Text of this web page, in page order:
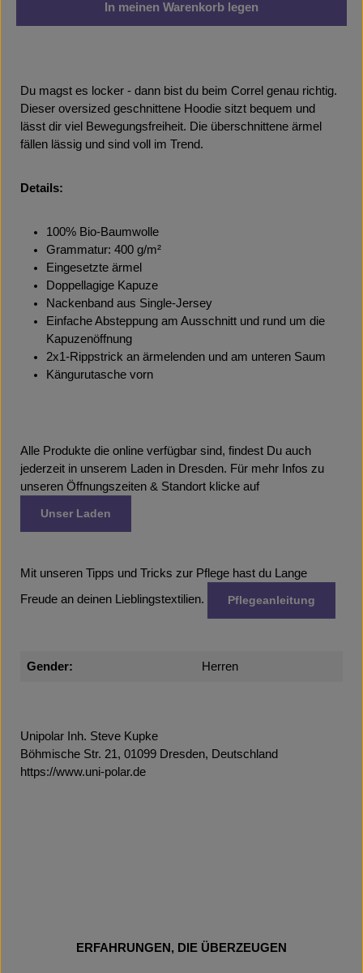
In meinen Warenkorb legen
Du magst es locker - dann bist du beim Correl genau richtig.
Dieser oversized geschnittene Hoodie sitzt bequem und
lässt dir viel Bewegungsfreiheit. Die überschnittene ärmel
fällen lässig und sind voll im Trend.
Details:
100% Bio-Baumwolle
Grammatur: 400 g/m²
Eingesetzte ärmel
Doppellagige Kapuze
Nackenband aus Single-Jersey
Einfache Absteppung am Ausschnitt und rund um die
Kapuzenöffnung
2x1-Rippstrick an ärmelenden und am unteren Saum
Kängurutasche vorn
Alle Produkte die online verfügbar sind, findest Du auch
jederzeit in unserem Laden in Dresden. Für mehr Infos zu
unseren Öffnungszeiten & Standort klicke auf
Unser Laden
Mit unseren Tipps und Tricks zur Pflege hast du Lange
Freude an deinen Lieblingstextilien. Pflegeanleitung
Gender: Herren
Unipolar Inh. Steve Kupke
Böhmische Str. 21, 01099 Dresden, Deutschland
https://www.uni-polar.de
ERFAHRUNGEN, DIE ÜBERZEUGEN